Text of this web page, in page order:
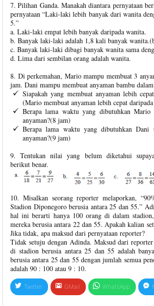
7. Pilihan Ganda. Manakah diantara pernyataan
pernyataan “Laki-laki lebih banyak dari wanita
5.”
a. Laki-laki empat lebih banyak daripada wanita.
b. Banyak laki-laki adalah 1,8 kali banyak
c. Banyak laki-laki dibagi banyak wanita sama
d. Lima dari sembilan orang adalah wanita.
8. Di perkemahan, Mario mampu membuat 3
jam. Dani mampu membuat anyaman bambu
Siapakah yang membuat anyaman lebih
(Mario membuat anyaman lebih cepat
Berapa lama waktu yang dibutuhkan
anyaman?(8 jam)
Berapa lama waktu yang dibutuhkan Dani
anyaman?(9 jam)
9. Tentukan nilai yang belum diketahui
berikut benar.
10. Misalkan seorang reporter melaporkan,
Stadion Diponegoro berusia antara 25 dan 55.”
hal ini berarti hanya 100 orang di dalam
mereka berusia antara 22 dan 55. Apakah kalian
Jika tidak, apa maksud dari pernyataan reporter?
Tidak setuju dengan Adinda. Maksud dari
di stadion berusia antara 25 dan 55 adalah
berusia antara 25 dan 55 dengan jumlah semua
adalah 90 : 100 atau 9 : 10.
Twitter GMail WhatsApp